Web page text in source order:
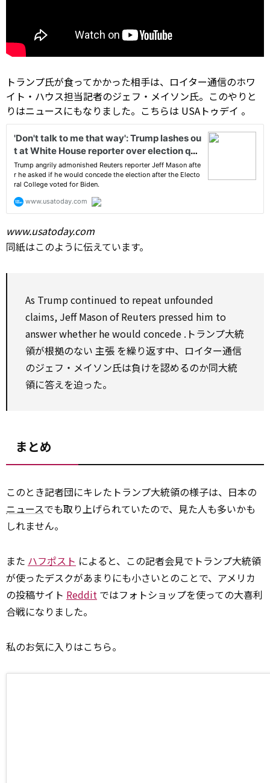
トランプ氏が食ってかかった相手は、ロイター通信のホワ
イト・ハウス担当記者のジェフ・メイソン氏。このやりと
りはニュースにもなりました。こちらは USAトゥデイ 。
www.usatoday.com
同紙はこのように伝えています。
As Trump continued to repeat unfounded
claims, Jeff Mason of Reuters pressed him to
answerwhetherhewould concede .トランプ大統
領が根拠のない 主張 を繰り返す中、ロイター通信
のジェフ・メイソン氏は負けを認めるのか同大統
領に答えを迫った。
まとめ
このとき記者団にキレたトランプ大統領の様子は、日本の
ニュースでも取り上げられていたので、見た人も多いかも
しれません。
また ハフポスト によると、この記者会見でトランプ大統領
が使ったデスクがあまりにも小さいとのことで、アメリカ
の投稿サイト Reddit ではフォトショップを使っての大喜利
合戦になりました。
私のお気に入りはこちら。